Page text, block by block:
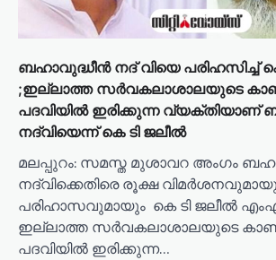
ബഹാവുദ്ധീൻ നദ് വിയെ പരിഹസിച്ച്
;ഇല്ലാത്ത സർവകലാശാലയുടെ
പദവിയിൽ ഇരിക്കുന്ന വ്യക്തിയാണ്
നദ്‌വിയെന്ന് കെ ടി ജലീൽ
മലപ്പുറം: സമസ്ത മുശാവറ അംഗം
നദ്‌വിക്കെതിരെ രൂക്ഷ
പരിഹാസവുമായും കെ ടി ജലീൽ
ഇല്ലാത്ത സർവകലാശാലയുടെ
പദവിയിൽ ഇരിക്കുന്ന…